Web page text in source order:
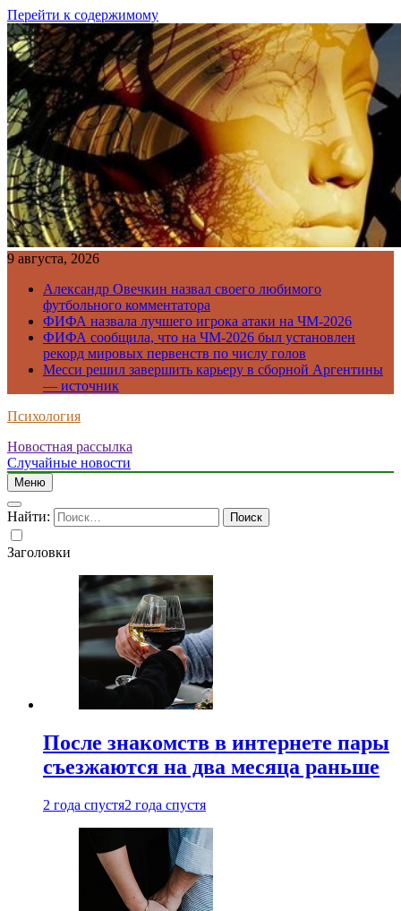
Перейти к содержимому
9 августа, 2026
Александр Овечкин назвал своего любимого
футбольного комментатора
ФИФА назвала лучшего игрока атаки на ЧМ-2026
ФИФА сообщила, что на ЧМ-2026 был установлен
рекорд мировых первенств по числу голов
Месси решил завершить карьеру в сборной Аргентины
— источник
Психология
Новостная рассылка
Случайные новости
Меню
Найти:
Заголовки
После знакомств в интернете пары
съезжаются на два месяца раньше
2 года спустя2 года спустя